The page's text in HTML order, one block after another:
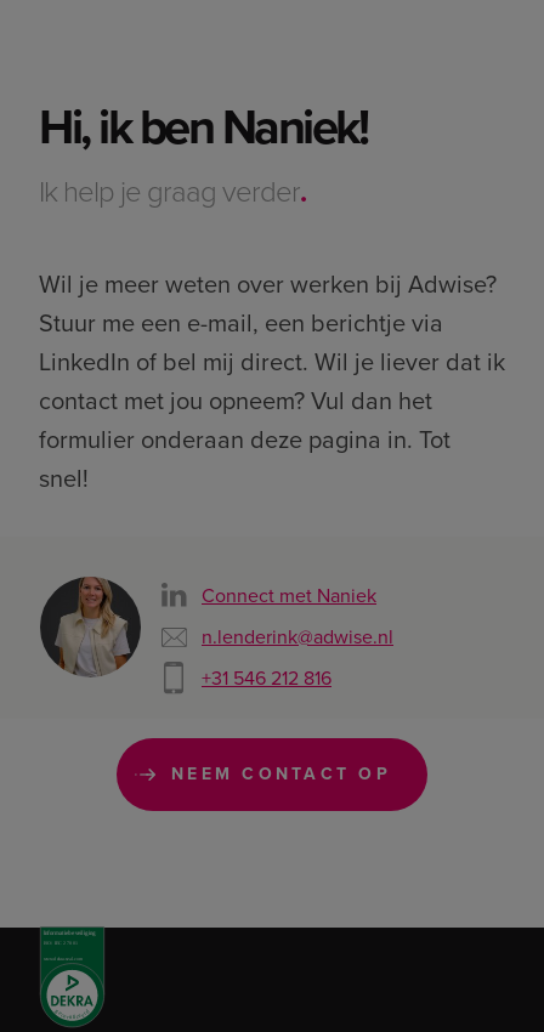
Hi, ik ben Naniek!
Ik help je graag verder.
Wil je meer weten over werken bij Adwise?
Stuur me een e-mail, een berichtje via
LinkedIn of bel mij direct. Wil je liever dat ik
contact met jou opneem? Vul dan het
formulier onderaan deze pagina in. Tot
snel!
Connect met Naniek
n.lenderink@adwise.nl
+31 546 212 816
NEEM CONTACT OP